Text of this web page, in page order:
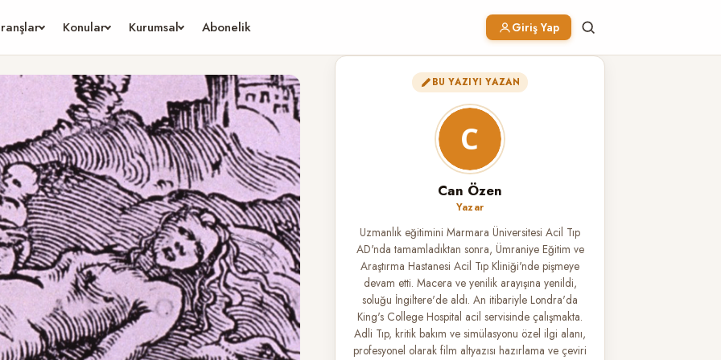
Konular Kurumsal Abonelik Giriş Yap
BU YAZIYI YAZAN
Can Özen
Yazar
Uzmanlık eğitimini Marmara Üniversitesi Acil Tıp
AD'nda tamamladıktan sonra, Ümraniye Eğitim ve
Araştırma Hastanesi Acil Tıp Kliniği'nde pişmeye
devam etti. Macera ve yenilik arayışına yenildi,
soluğu İngiltere'de aldı. An itibariyle Londra'da
King's College Hospital acil servisinde çalışmakta.
Adli Tıp, kritik bakım ve simülasyonu özel ilgi alanı,
profesyonel olarak film altyazısı hazırlama ve çeviri